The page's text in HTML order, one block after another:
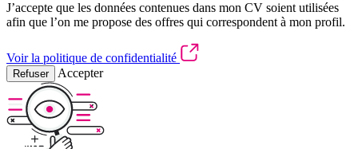
J’accepte que les données contenues dans mon CV soient utilisées
afin que l’on me propose des offres qui correspondent à mon profil.
Voir la politique de confidentialité
Refuser Accepter